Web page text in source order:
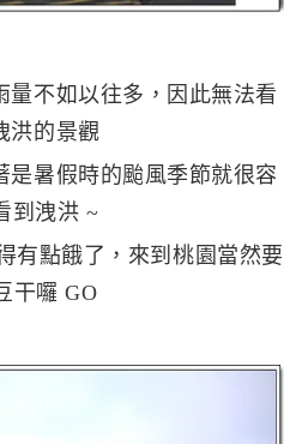
量不如以往多，因此無法看
洪的景觀
是暑假時的颱風季節就很容
到洩洪 ~
有點餓了，來到桃園當然要
干囉 GO